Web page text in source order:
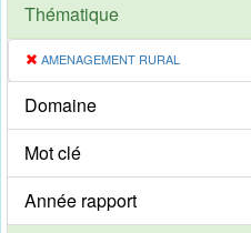
Thématique
AMENAGEMENT RURAL
Domaine
Mot clé
Année rapport